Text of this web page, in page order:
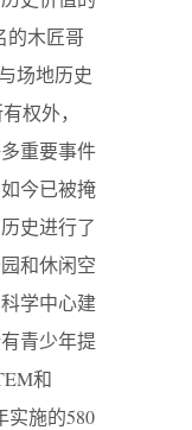
的木匠哥
场地历史
权外，
重要事件
今已被掩
史进行了
和休闲空
学中心建
青少年提
和
实施的580